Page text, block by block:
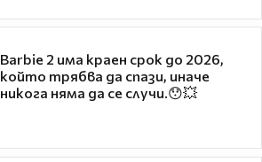
Barbie 2 има краен срок до 2026,
който трябва да спази, иначе
никога няма да се случи.😯💥